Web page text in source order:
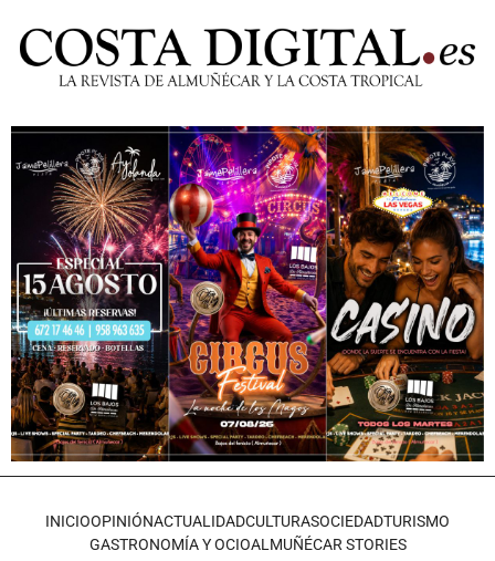
INICIOOPINIÓNACTUALIDADCULTURASOCIEDADTURISMO
GASTRONOMÍA Y OCIOALMUÑÉCAR STORIES